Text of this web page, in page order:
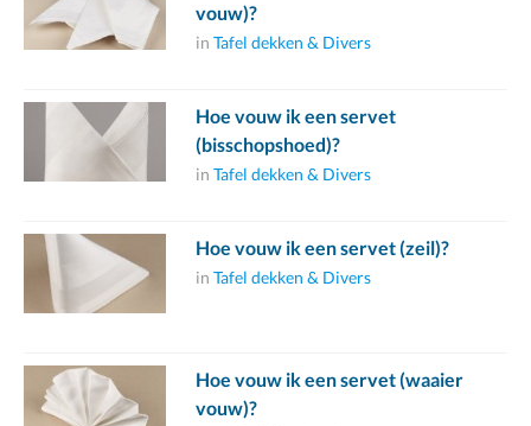
vouw)?
in Tafel dekken & Divers
Hoe vouw ik een servet
(bisschopshoed)?
in Tafel dekken & Divers
Hoe vouw ik een servet (zeil)?
in Tafel dekken & Divers
Hoe vouw ik een servet (waaier
vouw)?